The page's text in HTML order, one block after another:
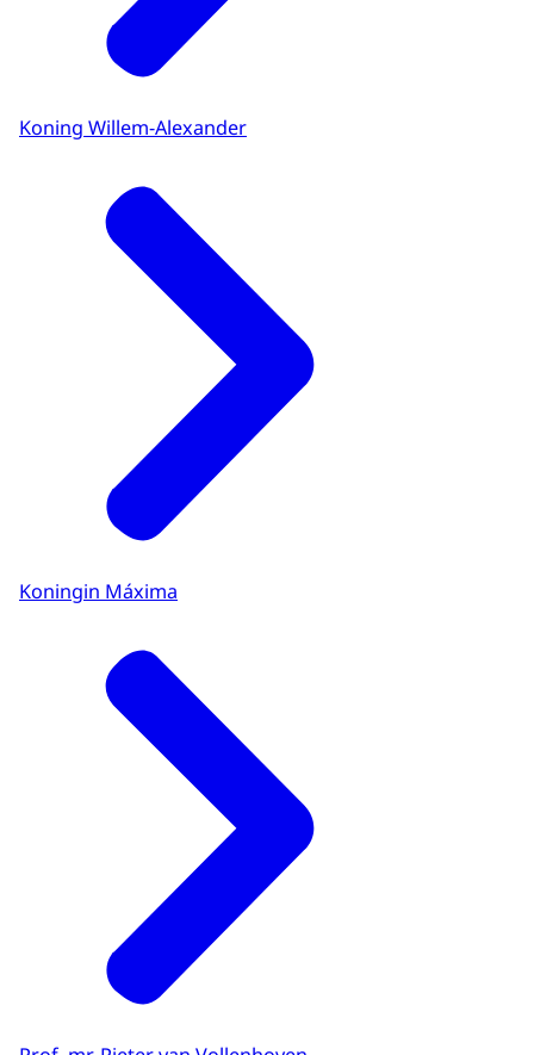
Koning Willem-Alexander
Koningin Máxima